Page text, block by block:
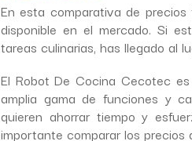
En esta comparativa de
disponible en el mercado. Si
tareas culinarias, has llegado al
El Robot De Cocina Cecotec
amplia gama de funciones y
quieren ahorrar tiempo y
importante comparar los